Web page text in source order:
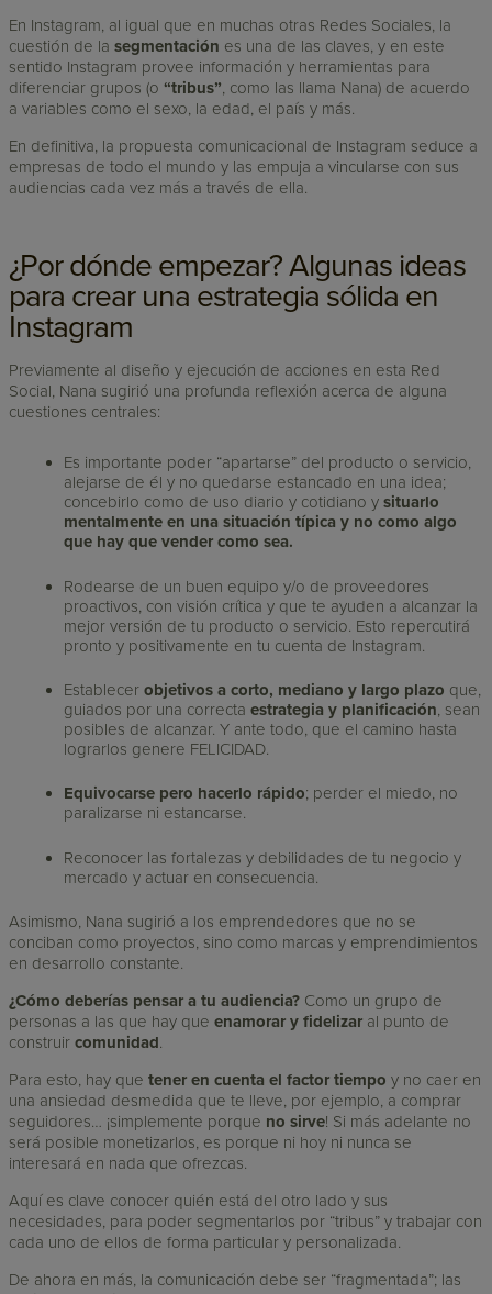
En Instagram, al igual que en muchas otras Redes Sociales, la
cuestión de lasegmentación es una de las claves, y en este
sentido Instagram provee información y herramientas para
diferenciar grupos (o“tribus”, como las llama Nana) de acuerdo
a variables como el sexo, la edad, el país y más.
En definitiva, la propuesta comunicacional de Instagram seduce a
empresas de todo el mundo y las empuja a vincularse con sus
audiencias cada vez más a través de ella.
¿Por dónde empezar? Algunas ideas
para crear una estrategia sólida en
Instagram
Previamente al diseño y ejecución de acciones en esta Red
Social, Nana sugirió una profunda reflexión acerca de alguna
cuestiones centrales:
Es importante poder “apartarse” del producto o servicio,
alejarse de él y no quedarse estancado en una idea;
concebirlo como de uso diario y cotidiano ysituarlo
mentalmente en una situación típica y no como algo
que hay que vender como sea.
Rodearse de un buen equipo y/o de proveedores
proactivos, con visión crítica y que te ayuden a alcanzar la
mejor versión de tu producto o servicio. Esto repercutirá
pronto y positivamente en tu cuenta de Instagram.
Establecerobjetivos a corto, mediano y largo plazo que,
guiados por una correctaestrategia y planificación, sean
posibles de alcanzar. Y ante todo, que el camino hasta
lograrlos genere FELICIDAD.
Equivocarse pero hacerlo rápido; perder el miedo, no
paralizarse ni estancarse.
Reconocer las fortalezas y debilidades de tu negocio y
mercado y actuar en consecuencia.
Asimismo, Nana sugirió a los emprendedores que no se
conciban como proyectos, sino como marcas y emprendimientos
en desarrollo constante.
¿Cómo deberías pensar a tu audiencia? Como un grupo de
personas a las que hay que enamorar y fidelizar al punto de
construircomunidad.
Para esto, hay quetener en cuenta el factor tiempo y no caer en
una ansiedad desmedida que te lleve, por ejemplo, a comprar
seguidores… ¡simplemente porque no sirve! Si más adelante no
será posible monetizarlos, es porque ni hoy ni nunca se
interesará en nada que ofrezcas.
Aquí es clave conocer quién está del otro lado y sus
necesidades, para poder segmentarlos por “tribus” y trabajar con
cada uno de ellos de forma particular y personalizada.
De ahora en más, la comunicación debe ser “fragmentada”; las